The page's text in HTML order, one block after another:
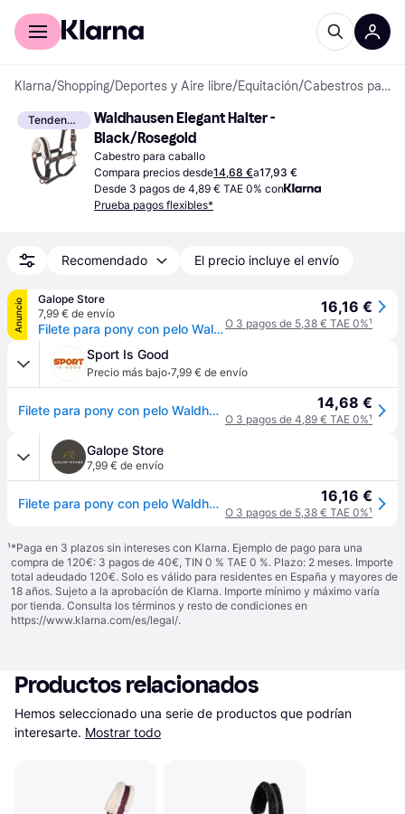
Comprar con Klarna
Klarna/Shopping/Deportes y Aire libre/Equitación/ Cabestros para caballos
Tendencia
Waldhausen Elegant Halter -
Black/Rosegold
Cabestro para caballo
Compara precios desde14,68 €a17,93 €
Desde 3 pagos de 4,89 € TAE 0% con
Prueba pagos flexibles*
Recomendado El precio incluye el envío
Anuncio
Galope Store
7,99 € de envío
Filete para pony con pelo Waldhausen Elegant - Noir
16,16 €
O 3 pagos de 5,38 € TAE 0%¹
Sport Is Good
Precio más bajo·7,99 € de envío
Filete para pony con pelo Waldhausen Elegant - Noir 14,68 €
O 3 pagos de 4,89 € TAE 0%¹
Galope Store
7,99 € de envío
Filete para pony con pelo Waldhausen Elegant - Noir 16,16 €
O 3 pagos de 5,38 € TAE 0%¹
¹*Paga en 3 plazos sin intereses con Klarna. Ejemplo de pago para una
compra de 120€: 3 pagos de 40€, TIN 0 % TAE 0 %. Plazo: 2 meses. Importe
total adeudado 120€. Solo es válido para residentes en España y mayores de
18 años. Sujeto a la aprobación de Klarna. Importe mínimo y máximo varía
por tienda. Consulta los términos y resto de condiciones en
https://www.klarna.com/es/legal/.
Productos relacionados
Hemos seleccionado una serie de productos que podrían
interesarte. Mostrar todo